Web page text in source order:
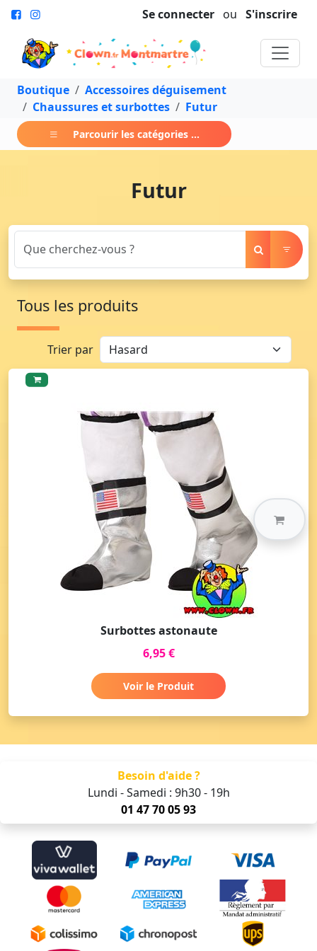
Se connecter ou S'inscrire
Boutique
Accessoires déguisement
Chaussures et surbottes
Futur
Parcourir les catégories ...
Futur
Tous les produits
Trier par
Surbottes astonaute
6,95 €
Voir le Produit
Besoin d'aide ?
Lundi - Samedi : 9h30 - 19h
01 47 70 05 93